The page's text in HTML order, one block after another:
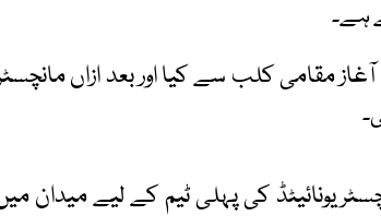
ہے۔
آغاز مقامی کلب سے کیا اور بعد ازاں
یونائیٹڈ کی پہلی ٹیم کے لیے میدان